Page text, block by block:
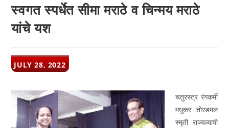
स्वगत स्पर्धेत सीमा मराठे व चिन्मय मराठे
यांचे यश
POST
PUBLISHED:
JULY 28, 2022
चतुरस्त्र रंगकर्मी
मधुकर तोरडमल
स्मृती राज्यव्यापी